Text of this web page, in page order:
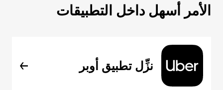
الأمر أسهل داخل التطبيقات
نزِّل تطبيق أوبر